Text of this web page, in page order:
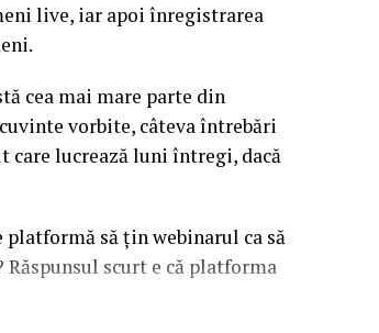
live, iar apoi înregistrarea
cea mai mare parte din
vorbite, câteva întrebări
care lucrează luni întregi, dacă
platformă să țin webinarul ca să
scurt e că platforma